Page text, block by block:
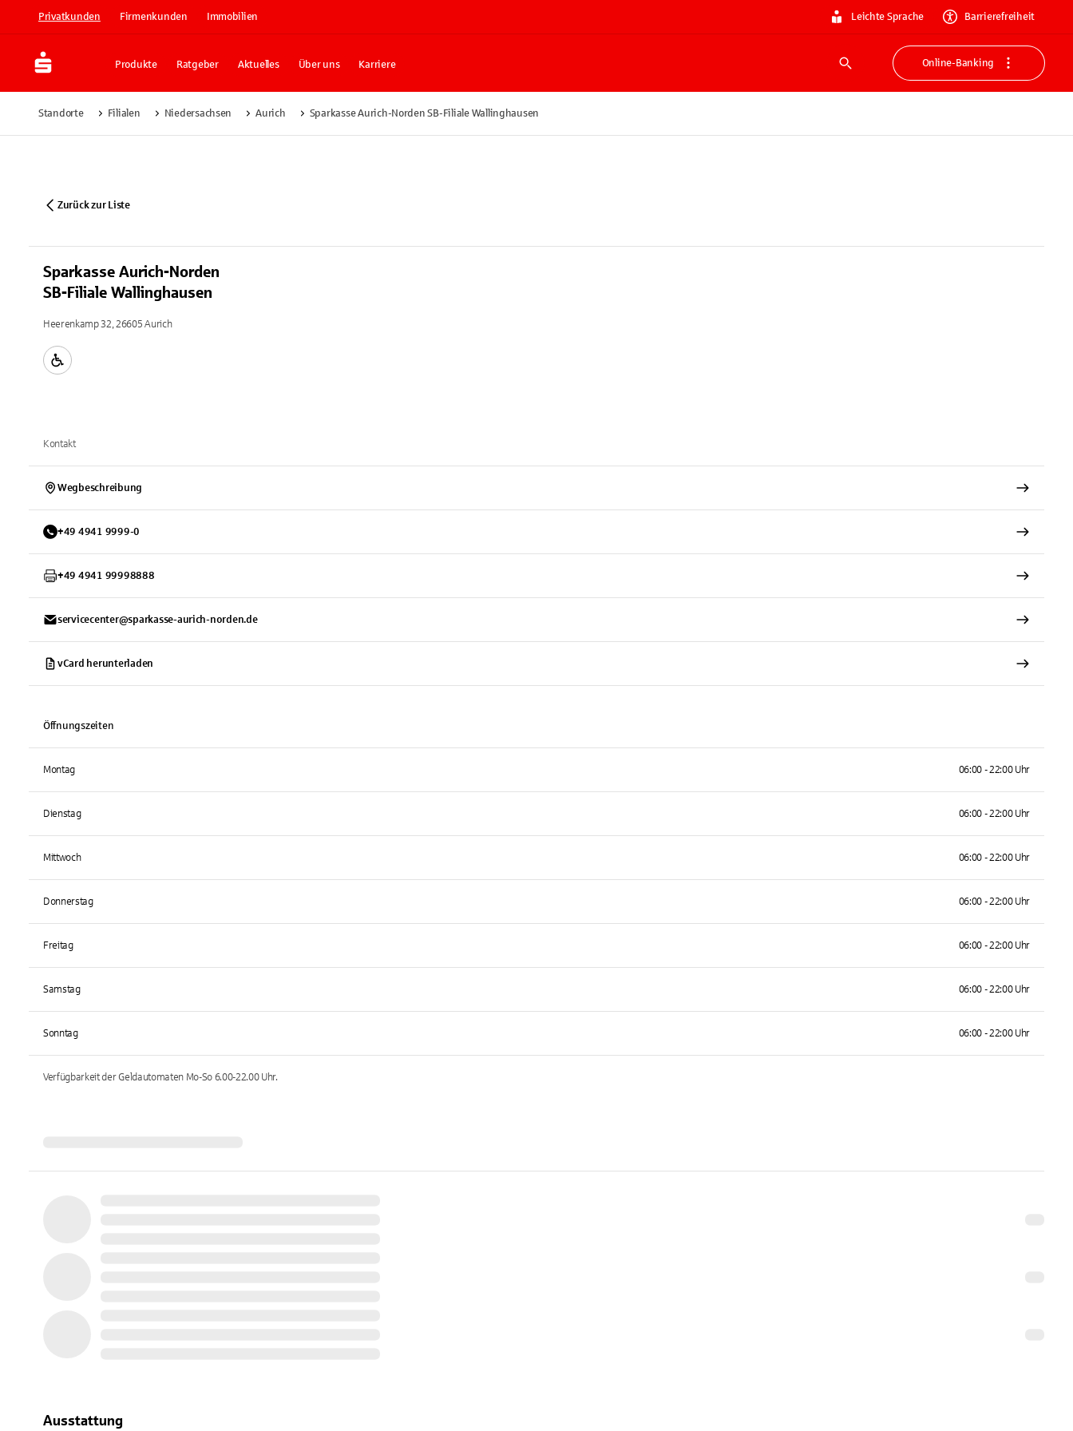
Privatkunden Firmenkunden Immobilien Leichte Sprache Barrierefreiheit
Produkte Ratgeber Aktuelles Über uns Karriere
Suche
Online-Banking
Standorte Filialen Niedersachsen Aurich Sparkasse Aurich-Norden SB-Filiale Wallinghausen
Zurück zur Liste
Sparkasse Aurich-Norden
SB-Filiale Wallinghausen
Heerenkamp 32, 26605 Aurich
Kontakt
Wegbeschreibung
+49 4941 9999-0
+49 4941 99998888
servicecenter@sparkasse-aurich-norden.de
vCard herunterladen
Öffnungszeiten
Montag 06:00 - 22:00 Uhr
Dienstag 06:00 - 22:00 Uhr
Mittwoch 06:00 - 22:00 Uhr
Donnerstag 06:00 - 22:00 Uhr
Freitag 06:00 - 22:00 Uhr
Samstag 06:00 - 22:00 Uhr
Sonntag 06:00 - 22:00 Uhr
Verfügbarkeit der Geldautomaten Mo-So 6.00-22.00Uhr.
Ausstattung